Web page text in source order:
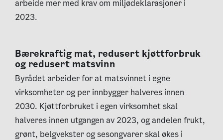
arbeide mer med krav om miljødeklarasjoner i
2023.
Bærekraftig mat, redusert kjøttforbruk
og redusert matsvinn
Byrådet arbeider for at matsvinnet i egne
virksomheter og per innbygger halveres innen
2030. Kjøttforbruket i egen virksomhet skal
halveres innen utgangen av 2023, og andelen frukt,
grønt, belgvekster og sesongvarer skal økes i